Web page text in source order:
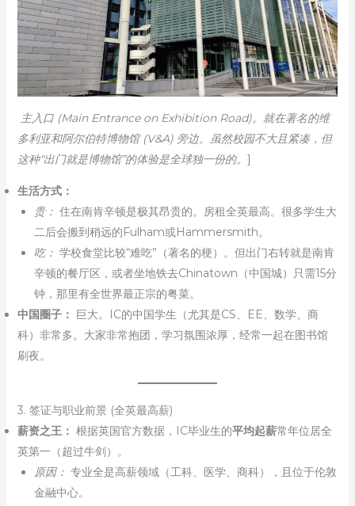
主入口 (Main Entrance on Exhibition Road)。就在著名的维
多利亚和阿尔伯特博物馆 (V&A) 旁边。虽然校园不大且紧凑，但
这种“出门就是博物馆”的体验是全球独一份的。 ]
生活方式：
贵： 住在南肯辛顿是极其昂贵的。房租全英最高。很多学生大
二后会搬到稍远的Fulham或Hammersmith。
吃： 学校食堂比较“难吃”（著名的梗）。但出门右转就是南肯
辛顿的餐厅区，或者坐地铁去Chinatown（中国城）只需15分
钟，那里有全世界最正宗的粤菜。
中国圈子： 巨大。IC的中国学生（尤其是CS、EE、数学、商
科）非常多。大家非常抱团，学习氛围浓厚，经常一起在图书馆
刷夜。
3. 签证与职业前景 (全英最高薪)
薪资之王： 根据英国官方数据，IC毕业生的平均起薪常年位居全
英第一（超过牛剑）。
原因： 专业全是高薪领域（工科、医学、商科），且位于伦敦
金融中心。